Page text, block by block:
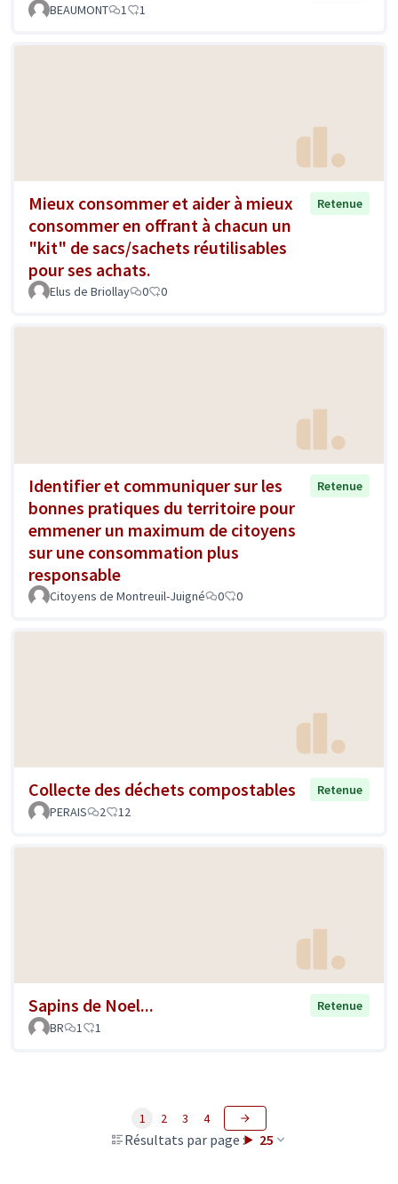
BEAUMONT
1 1
Mieux consommer et aider à mieux
consommer en offrant à chacun un
"kit" de sacs/sachets réutilisables
pour ses achats.
Retenue
Elus de Briollay 0 0
Identifier et communiquer sur les
bonnes pratiques du territoire pour
emmener un maximum de citoyens
sur une consommation plus
responsable
Retenue
Citoyens de Montreuil-Juigné 0 0
Collecte des déchets compostables
Retenue
PERAIS
2 12
Sapins de Noel...
Retenue
BR
1 1
Résultats par page : 25
1 2 3 4